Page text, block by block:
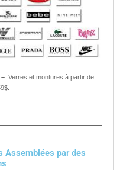
Verres et montures à partir de
Assemblées par des